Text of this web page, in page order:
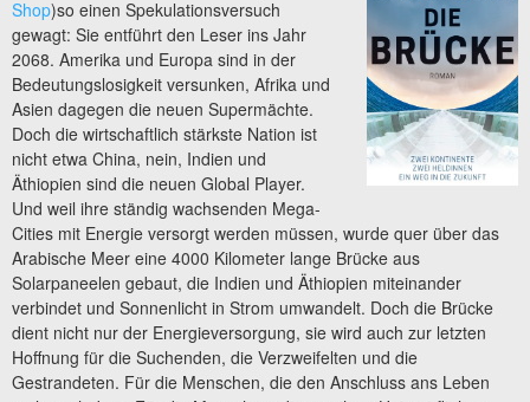
Shop)so einen Spekulationsversuch
gewagt: Sie entführt den Leser ins Jahr
2068. Amerika und Europa sind in der
Bedeutungslosigkeit versunken, Afrika und
Asien dagegen die neuen Supermächte.
Doch die wirtschaftlich stärkste Nation ist
nicht etwa China, nein, Indien und
Äthiopien sind die neuen Global Player.
Und weil ihre ständig wachsenden Mega-
Cities mit Energie versorgt werden müssen, wurde quer über das
Arabische Meer eine 4000 Kilometer lange Brücke aus
Solarpaneelen gebaut, die Indien und Äthiopien miteinander
verbindet und Sonnenlicht in Strom umwandelt. Doch die Brücke
dient nicht nur der Energieversorgung, sie wird auch zur letzten
Hoffnung für die Suchenden, die Verzweifelten und die
Gestrandeten. Für die Menschen, die den Anschluss ans Leben